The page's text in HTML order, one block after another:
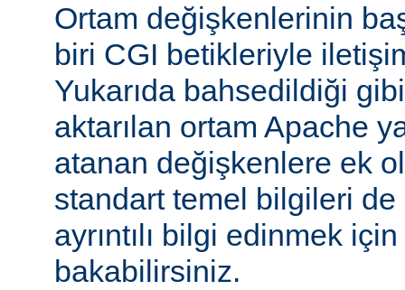
Ortam değişkenlerinin
biri CGI betikleriyle
Yukarıda bahsedildiği
aktarılan ortam Apache
atanan değişkenlere ek
standart temel bilgileri
ayrıntılı bilgi edinmek için
bakabilirsiniz.